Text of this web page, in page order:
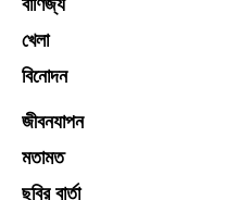
খেলা
বিনোদন
জীবনযাপন
মতামত
ছবির বার্তা